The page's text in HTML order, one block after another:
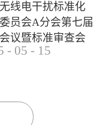
线电干扰标准化
员会A分会第七届
议暨标准审查会
办
- 05 - 15